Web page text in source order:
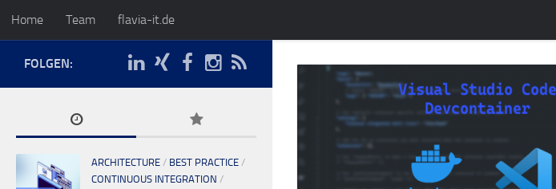
Home Team flavia-it.de
FOLGEN:
ARCHITECTURE / BEST PRACTICE /
CONTINUOUS INTEGRATION /